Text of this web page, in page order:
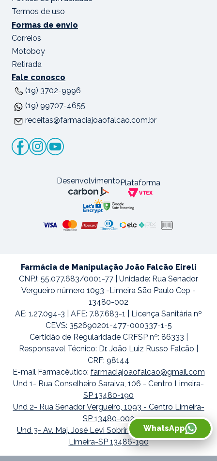
Termos de uso
Formas de envio
Correios
Motoboy
Retirada
Fale conosco
(19) 3702-9996
(19) 99707-4655
receitas@farmaciajoaofalcao.com.br
DesenvolvimentoPlataforma
Farmácia de Manipulação João Falcão Eireli
CNPJ: 55.077.683/0001-77 | Unidade: Rua Senador
Vergueiro número 1093 -Limeira São Paulo Cep -
13480-002
AE: 1.27.094-3 | AFE: 7.87.683-1 | Licença Sanitária nº
CEVS: 352690201-477-000337-1-5
Certidão de Regularidade CRFSP nº: 86333 |
Responsavel Técnico: Dr. João Luiz Russo Falcão |
CRF: 98144
E-mail Farmacêutico: farmaciajoaofalcao@gmail.com
Und 1- Rua Conselheiro Saraiva, 106 - Centro Limeira-
SP 13480-190
Und 2- Rua Senador Vergueiro, 1093 - Centro Limeira-
SP 13480-002
Und 3- Av. Maj. José Levi Sobrinho, 1738 - Boa Vista
Limeira-SP 13486-190
WhatsApp